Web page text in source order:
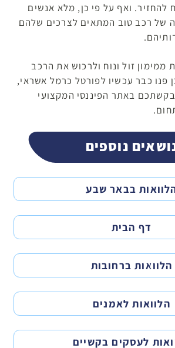
להחזיר. ואף על פי כן, מלא אנשים
של רכב טוב המתאים לצרכים שלהם
ממימון זול ונוח ולרכוש את הרכב
פנו כבר עכשיו לפורטל כרמל אשראי,
באתר הפיננסי המקצועי
נוספים
בבאר שבע
דף הבית
הלוואות ברחובות
הלוואות לאמנים
לעסקים בקשיים